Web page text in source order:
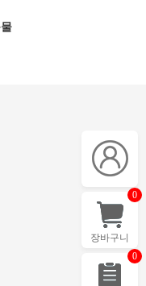
장바구니
0
0